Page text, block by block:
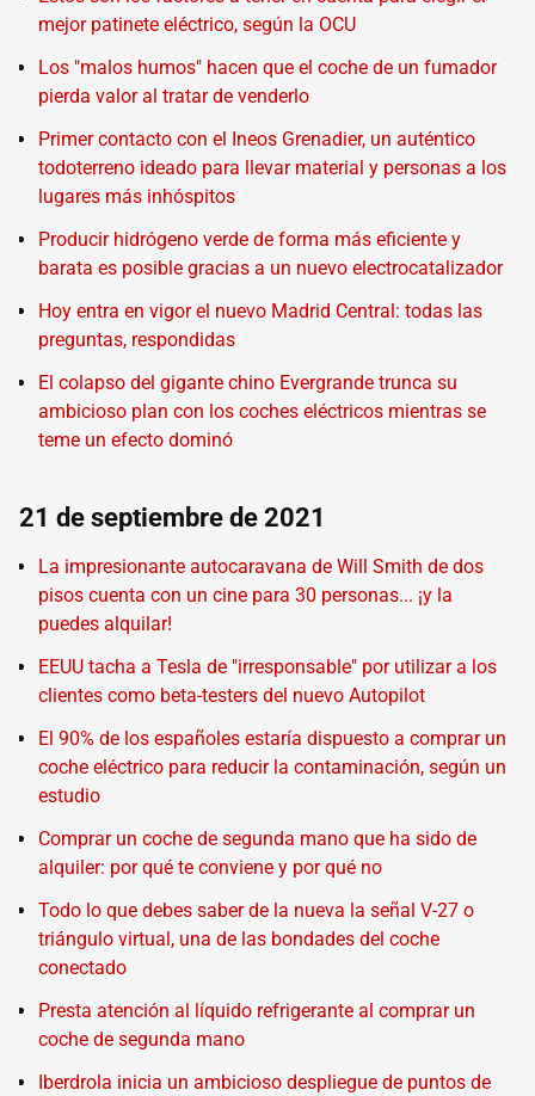
mejor patinete eléctrico, según la OCU
Los "malos humos" hacen que el coche de un fumador
pierda valor al tratar de venderlo
Primer contacto con el Ineos Grenadier, un auténtico
todoterreno ideado para llevar material y personas a los
lugares más inhóspitos
Producir hidrógeno verde de forma más eficiente y
barata es posible gracias a un nuevo electrocatalizador
Hoy entra en vigor el nuevo Madrid Central: todas las
preguntas, respondidas
El colapso del gigante chino Evergrande trunca su
ambicioso plan con los coches eléctricos mientras se
teme un efecto dominó
21 de septiembre de 2021
La impresionante autocaravana de Will Smith de dos
pisos cuenta con un cine para 30 personas... ¡y la
puedes alquilar!
EEUU tacha a Tesla de "irresponsable" por utilizar a los
clientes como beta-testers del nuevo Autopilot
El 90% de los españoles estaría dispuesto a comprar un
coche eléctrico para reducir la contaminación, según un
estudio
Comprar un coche de segunda mano que ha sido de
alquiler: por qué te conviene y por qué no
Todo lo que debes saber de la nueva la señal V-27 o
triángulo virtual, una de las bondades del coche
conectado
Presta atención al líquido refrigerante al comprar un
coche de segunda mano
Iberdrola inicia un ambicioso despliegue de puntos de